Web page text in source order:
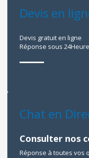
Devis en
Devis gratuit en ligne
Réponse sous
Chat en
Consulter nos
Réponse à toutes vos